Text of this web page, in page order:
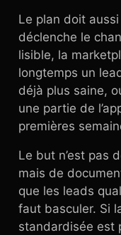
Le plan doit
déclenche le
lisible, la
longtemps un
déjà plus saine,
une partie de
premières
Le but n’est pas
mais de
que les leads
faut basculer. Si
standardisée est